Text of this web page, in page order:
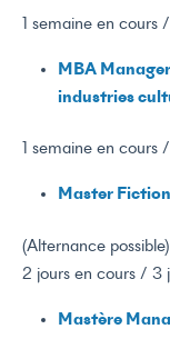
1 semaine en
MBA
industries
1 semaine en cours
Master
(Alternance possible)
2 jours en cours / 3
Mastère